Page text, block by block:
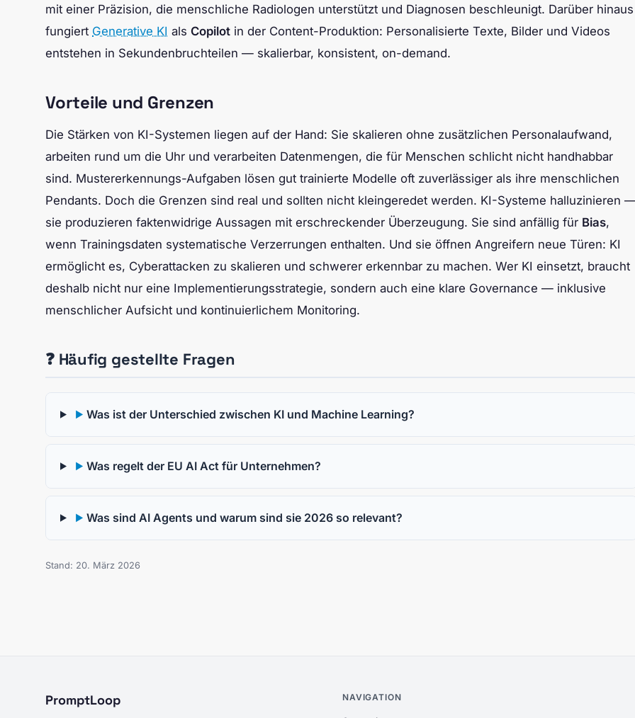
mit einer Präzision, die menschliche Radiologen unterstützt und Diagnosen beschleunigt. Darüber hinaus
fungiert Generative KI als Copilot in der Content-Produktion: Personalisierte Texte, Bilder und Videos
entstehen in Sekundenbruchteilen — skalierbar, konsistent, on-demand.
Vorteile und Grenzen
Die Stärken von KI-Systemen liegen auf der Hand: Sie skalieren ohne zusätzlichen Personalaufwand,
arbeiten rund um die Uhr und verarbeiten Datenmengen, die für Menschen schlicht nicht handhabbar
sind. Mustererkennungs-Aufgaben lösen gut trainierte Modelle oft zuverlässiger als ihre menschlichen
Pendants. Doch die Grenzen sind real und sollten nicht kleingeredet werden. KI-Systeme halluzinieren
sie produzieren faktenwidrige Aussagen mit erschreckender Überzeugung. Sie sind anfällig für Bias,
wenn Trainingsdaten systematische Verzerrungen enthalten. Und sie öffnen Angreifern neue Türen: KI
ermöglicht es, Cyberattacken zu skalieren und schwerer erkennbar zu machen. Wer KI einsetzt, braucht
deshalb nicht nur eine Implementierungsstrategie, sondern auch eine klare Governance — inklusive
menschlicher Aufsicht und kontinuierlichem Monitoring.
❓ Häufig gestellte Fragen
▶ Was ist der Unterschied zwischen KI und Machine Learning?
▶ Was regelt der EU AI Act für Unternehmen?
▶ Was sind AI Agents und warum sind sie 2026 so relevant?
Stand: 20. März 2026
PromptLoop NAVIGATION